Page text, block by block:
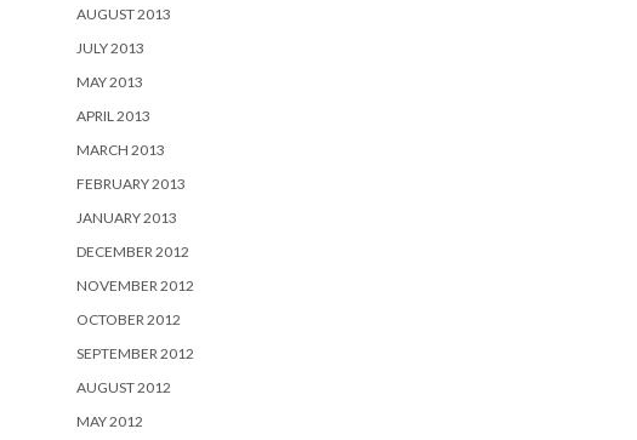
AUGUST 2013
JULY 2013
MAY 2013
APRIL 2013
MARCH 2013
FEBRUARY 2013
JANUARY 2013
DECEMBER 2012
NOVEMBER 2012
OCTOBER 2012
SEPTEMBER 2012
AUGUST 2012
MAY 2012